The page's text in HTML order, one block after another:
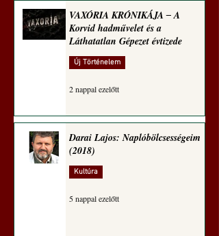
VAXÓRIA KRÓNIKÁJA ‒ A
Korvid hadművelet és a
Láthatatlan Gépezet évtizede
Új Történelem
2 nappal ezelőtt
Darai Lajos: Naplóbölcsességeim
(2018)
Kultúra
5 nappal ezelőtt